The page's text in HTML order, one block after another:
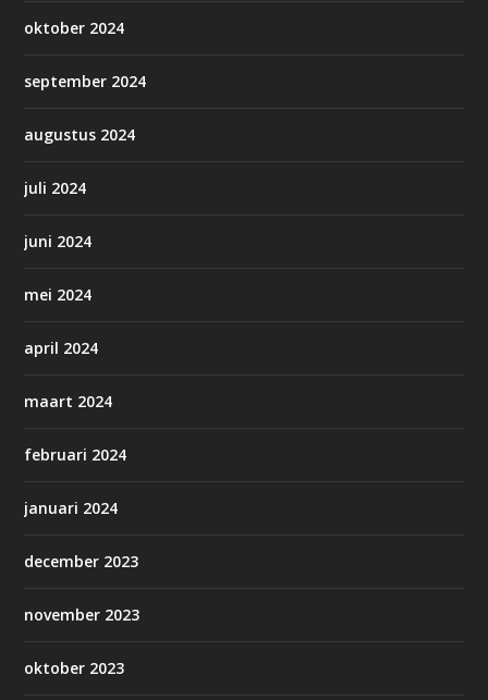
oktober 2024
september 2024
augustus 2024
juli 2024
juni 2024
mei 2024
april 2024
maart 2024
februari 2024
januari 2024
december 2023
november 2023
oktober 2023